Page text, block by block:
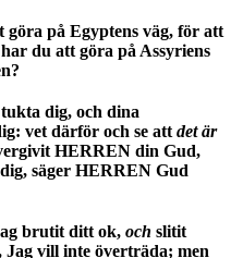
göra på Egyptens väg, för att
du att göra på Assyriens
dig, och dina
vet därför och se att det är
HERREN din Gud,
säger HERREN Gud
brutit ditt ok, och slitit
Jag vill inte överträda; men